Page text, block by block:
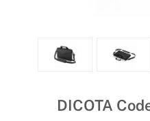
DICOTA